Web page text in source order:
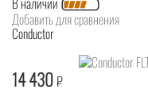
Добавить для сравнения
Conductor
14 430₽